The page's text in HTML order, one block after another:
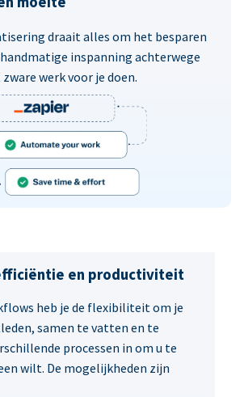
draait alles om het besparen
inspanning achterwege
werk voor je doen.
en productiviteit
heb je de flexibiliteit om je
samen te vatten en te
processen in om u te
wilt. De mogelijkheden zijn